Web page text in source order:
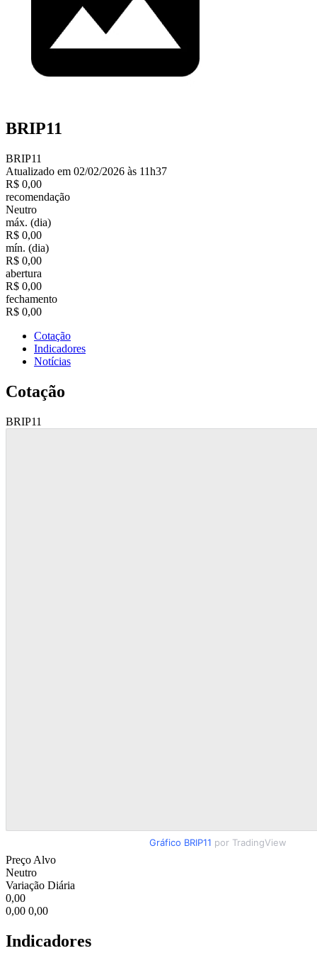
BRIP11
BRIP11
Atualizado em 02/02/2026 às 11h37
R$ 0,00
recomendação
Neutro
máx. (dia)
R$ 0,00
mín. (dia)
R$ 0,00
abertura
R$ 0,00
fechamento
R$ 0,00
Cotação
Indicadores
Notícias
Cotação
BRIP11
Gráfico BRIP11 por TradingView
Preço Alvo
Neutro
Variação Diária
0,00
0,00 0,00
Indicadores